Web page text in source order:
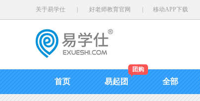
关于易学仕 好老师教育官网 移动APP下载
首页 易起团
团购
全部